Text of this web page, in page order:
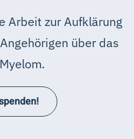
Arbeit zur Aufklärung
über das